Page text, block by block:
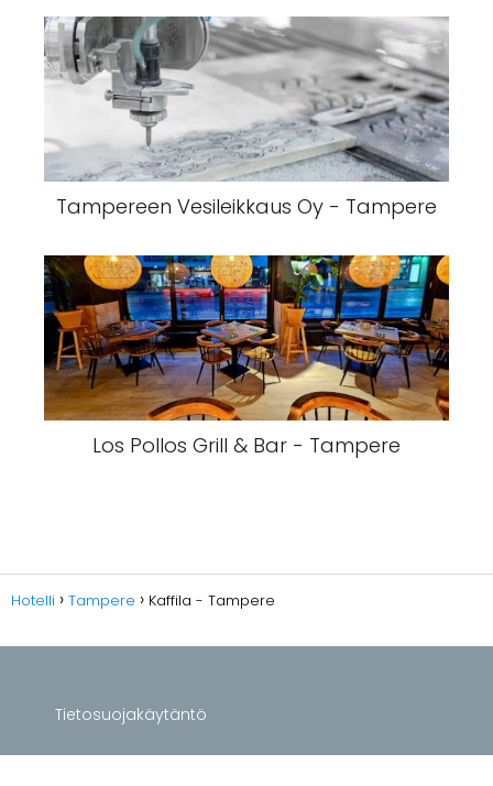
Tampereen Vesileikkaus Oy - Tampere
Los Pollos Grill & Bar - Tampere
Hotelli Tampere Kaffila - Tampere
Tietosuojakäytäntö